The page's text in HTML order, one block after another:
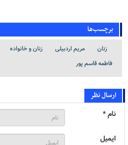
برچسب‌ها
زنان مریم اردبیلی زنان و خانواده
فاطمه قاسم پور
ارسال نظر
نام *
ایمیل